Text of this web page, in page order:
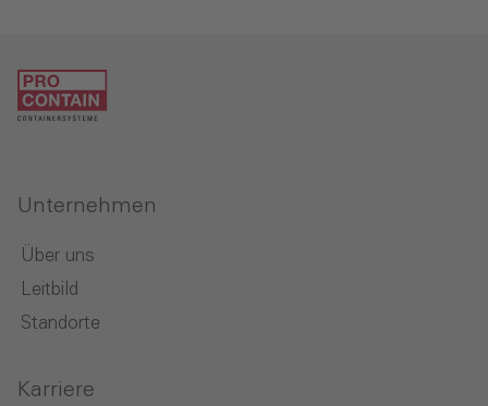
Unternehmen
Über uns
Leitbild
Standorte
Karriere